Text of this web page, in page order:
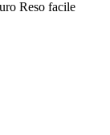
Reso facile